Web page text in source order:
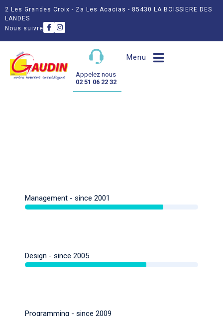
2 Les Grandes Croix - Za Les Acacias - 85430 LA BOISSIERE DES
LANDES
Nous suivre
Appelez nous
02 51 06 22 32
Menu
Management - since 2001
Design - since 2005
Programming - since 2009